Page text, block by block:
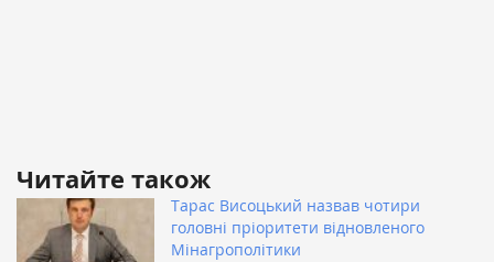
Читайте також
Тарас Висоцький назвав чотири
головні пріоритети відновленого
Мінагрополітики